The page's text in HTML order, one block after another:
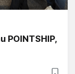
POINTSHIP,